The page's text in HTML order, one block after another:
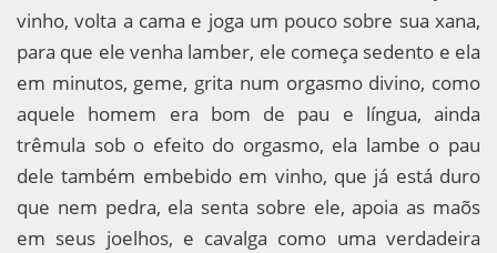
vinho, volta a cama e joga um pouco sobre sua xana,
para que ele venha lamber, ele começa sedento e ela
em minutos, geme, grita num orgasmo divino, como
aquele homem era bom de pau e língua, ainda
trêmula sob o efeito do orgasmo, ela lambe o pau
dele também embebido em vinho, que já está duro
que nem pedra, ela senta sobre ele, apoia as maõs
em seus joelhos, e cavalga como uma verdadeira